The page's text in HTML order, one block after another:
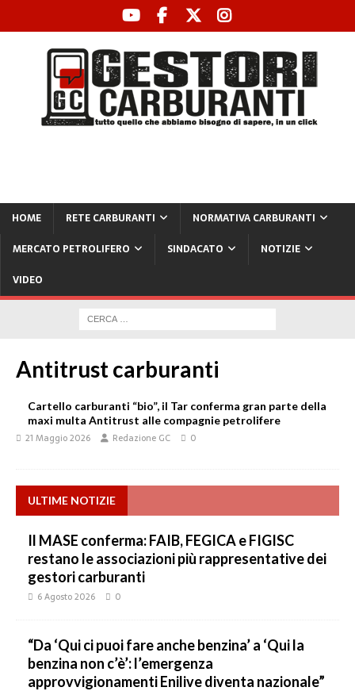
HOME RETE CARBURANTI
NORMATIVA CARBURANTI
MERCATO PETROLIFERO
SINDACATO
NOTIZIE
VIDEO
Antitrust carburanti
Cartello carburanti “bio”, il Tar conferma gran parte della
maxi multa Antitrust alle compagnie petrolifere
21 Maggio 2026 Redazione GC 0
ULTIME NOTIZIE
Il MASE conferma: FAIB, FEGICA e FIGISC
restano le associazioni più rappresentative dei
gestori carburanti
6 Agosto 2026 0
“Da ‘Qui ci puoi fare anche benzina’ a ‘Qui la
benzina non c’è’: l’emergenza
approvvigionamenti Enilive diventa nazionale”